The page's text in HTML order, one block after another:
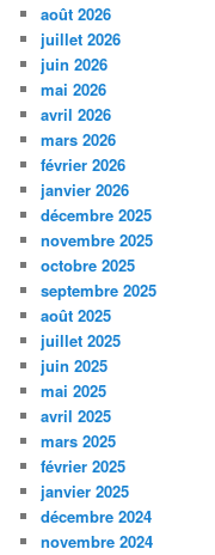
août 2026
juillet 2026
juin 2026
mai 2026
avril 2026
mars 2026
février 2026
janvier 2026
décembre 2025
novembre 2025
octobre 2025
septembre 2025
août 2025
juillet 2025
juin 2025
mai 2025
avril 2025
mars 2025
février 2025
janvier 2025
décembre 2024
novembre 2024